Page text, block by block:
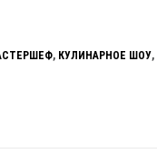
, КУЛИНАРНОЕ ШОУ,